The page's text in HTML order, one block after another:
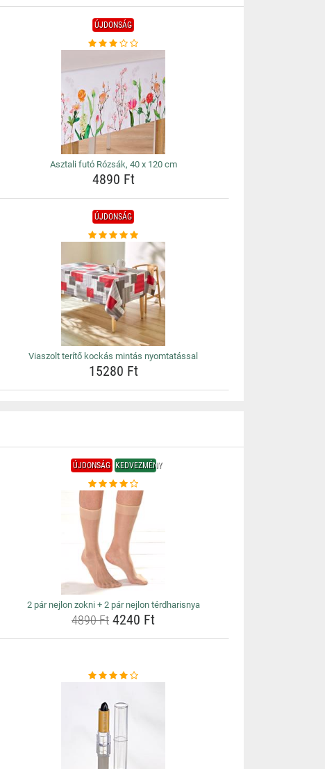
ÚJDONSÁG
Asztali futó Rózsák, 40 x 120 cm
4890 Ft
ÚJDONSÁG
Viaszolt terítő kockás mintás nyomtatással
15280 Ft
ÚJDONSÁG KEDVEZMÉNY
2 pár nejlon zokni + 2 pár nejlon térdharisnya
4890 Ft 4240 Ft